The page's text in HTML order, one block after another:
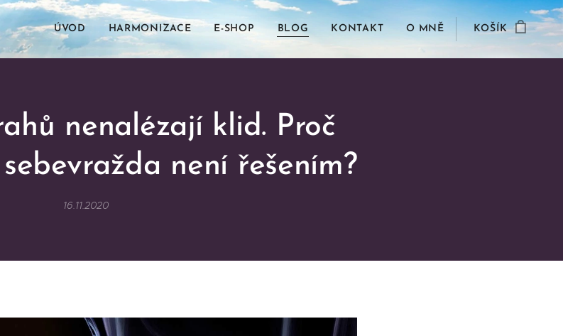
ÚVOD HARMONIZACE E-SHOP BLOG KONTAKT O MNĚ KOŠÍK
nenalézají klid. Proč
není řešením?
16.11.2020